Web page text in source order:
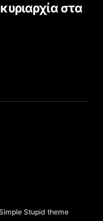
στα
Stupid theme